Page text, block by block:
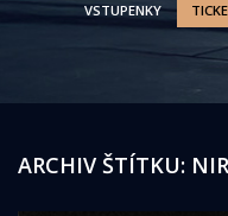
VSTUPENKY
ARCHIV ŠTÍTKU: